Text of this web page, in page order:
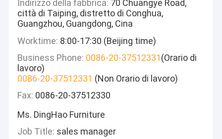
Indirizzo della fabbrica: 70 Chuangye Road,
città di Taiping, distretto di Conghua,
Guangzhou, Guangdong, Cina
Worktime: 8:00-17:30 (Beijing time)
Business Phone: 0086-20-37512331(Orario di
lavoro)
0086-20-37512331 (Non Orario di lavoro)
Fax: 0086-20-37512330
Ms. DingHao Furniture
Job Title: sales manager